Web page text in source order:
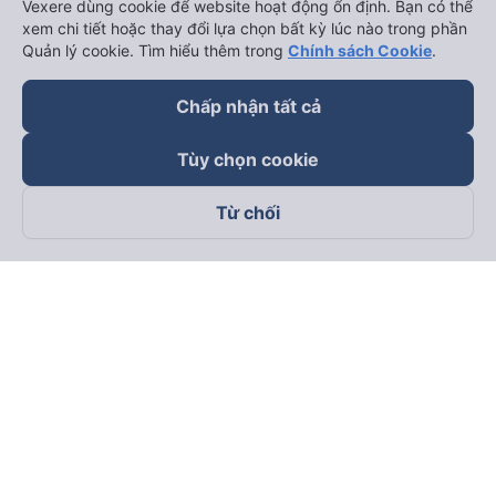
Theo dõi chúng tôi trên
Vexere dùng cookie để website hoạt động ổn định. Bạn có thể
xem chi tiết hoặc thay đổi lựa chọn bất kỳ lúc nào trong phần
Quản lý cookie. Tìm hiểu thêm trong Chính sách Cookie.
Chấp nhận tất cả
Tùy chọn cookie
Từ chối